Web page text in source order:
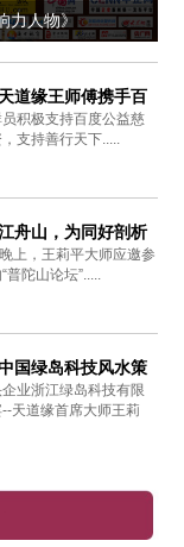
力人物》
道缘王师傅携手百
积极支持百度公益慈
支持善行天下.....
舟山，为同好剖析
上，王莉平大师应邀参
陀山论坛”.....
国绿岛科技风水策
业浙江绿岛科技有限
天道缘首席大师王莉